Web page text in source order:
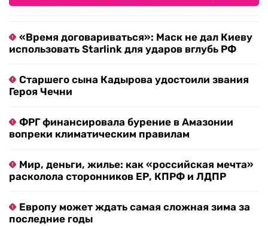
«Время договариваться»: Маск не дал Киеву
использовать Starlink для ударов вглубь РФ
Старшего сына Кадырова удостоили звания
Героя Чечни
ФРГ финансировала бурение в Амазонии
вопреки климатическим правилам
Мир, деньги, жилье: как «российская мечта»
расколола сторонников ЕР, КПРФ и ЛДПР
Европу может ждать самая сложная зима за
последние годы